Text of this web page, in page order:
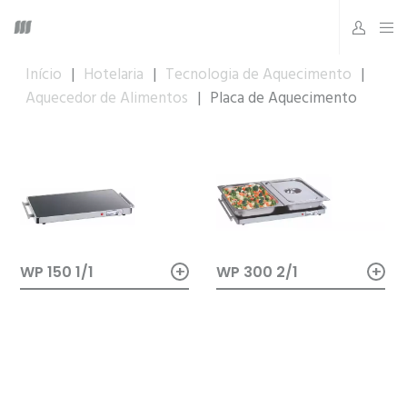
Início | Hotelaria | Tecnologia de Aquecimento |
Aquecedor de Alimentos | Placa de Aquecimento
WP 150 1/1 + WP 300 2/1 +